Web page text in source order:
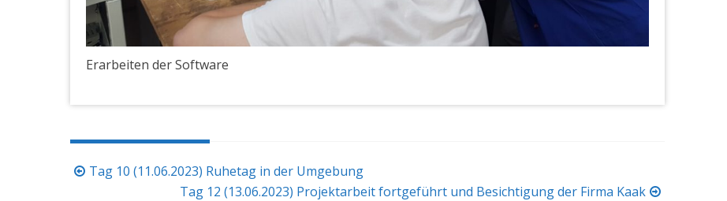
Erarbeiten der Software
Beitragsnavigation
Tag 10 (11.06.2023) Ruhetag in der Umgebung
Tag 12 (13.06.2023) Projektarbeit fortgeführt und Besichtigung der Firma Kaak